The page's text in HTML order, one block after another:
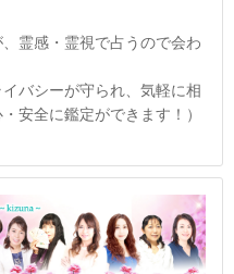
霊感・霊視で占うので会わ
バシーが守られ、気軽に相
安全に鑑定ができます！）